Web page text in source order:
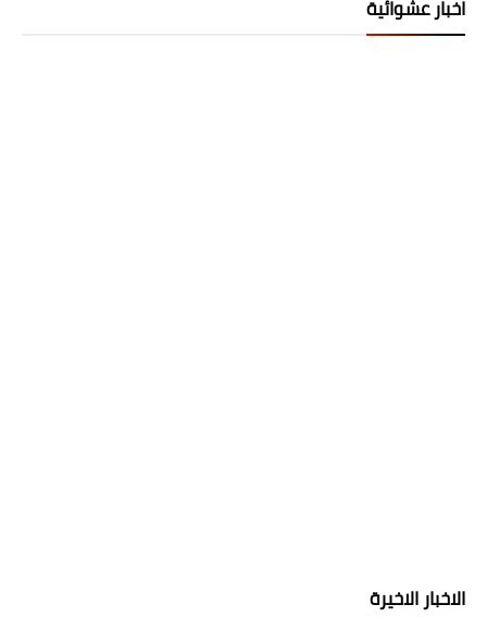
اخبار عشوائية
الاخبار الاخيرة